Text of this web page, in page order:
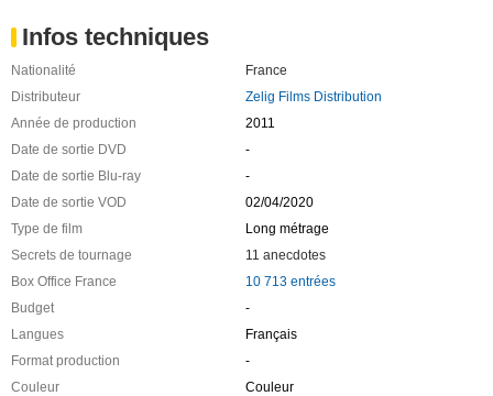
Infos techniques
Nationalité
France
Distributeur
Zelig Films Distribution
Année de production
2011
Date de sortie DVD
-
Date de sortie Blu-ray
-
Date de sortie VOD
02/04/2020
Type de film
Long métrage
Secrets de tournage
11 anecdotes
Box Office France
10 713 entrées
Budget
-
Langues
Français
Format production
-
Couleur
Couleur